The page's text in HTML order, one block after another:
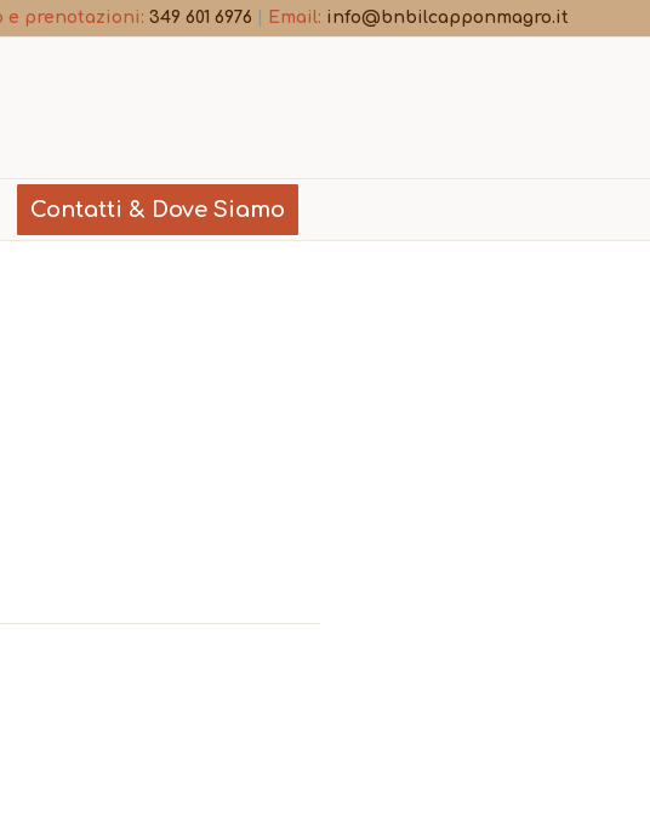
e prenotazioni: 349 601 6976 Email: info@bnbilcapponmagro.it
Contatti & Dove Siamo